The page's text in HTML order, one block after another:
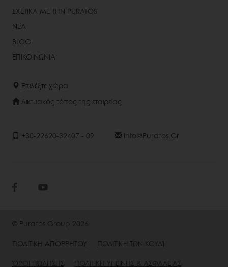
ΣΧΕΤΙΚΑ ΜΕ ΤΗΝ PURATOS
ΝΕΑ
BLOG
ΕΠΙΚΟΙΝΩΝΙΑ
Επιλέξτε χώρα
Δικτυακός τόπος της εταιρείας
+30-22620-32407 - 09 Info@puratos.gr
© Puratos Group 2026
ΠΟΛΙΤΙΚΗ ΑΠΟΡΡΗΤΟΥ
ΠΟΛΙΤΙΚΉ ΤΩΝ ΚΟΥΛΊ
ΌΡΟΙ ΠΏΛΗΣΗΣ
ΠΟΛΙΤΙΚΗ ΥΓΙΕΙΝΗΣ & ΑΣΦΑΛΕΙΑΣ